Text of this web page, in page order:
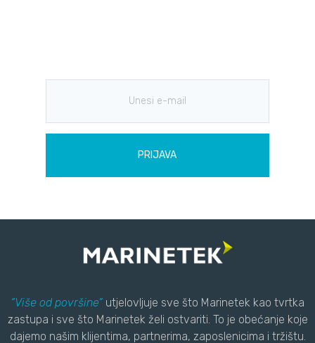
PRIJAVA
“Više od površine” utjelovljuje sve što Marinetek kao tvrtka
zastupa i sve što Marinetek želi ostvariti. To je obećanje koje
dajemo našim klijentima, partnerima, zaposlenicima i tržištu.